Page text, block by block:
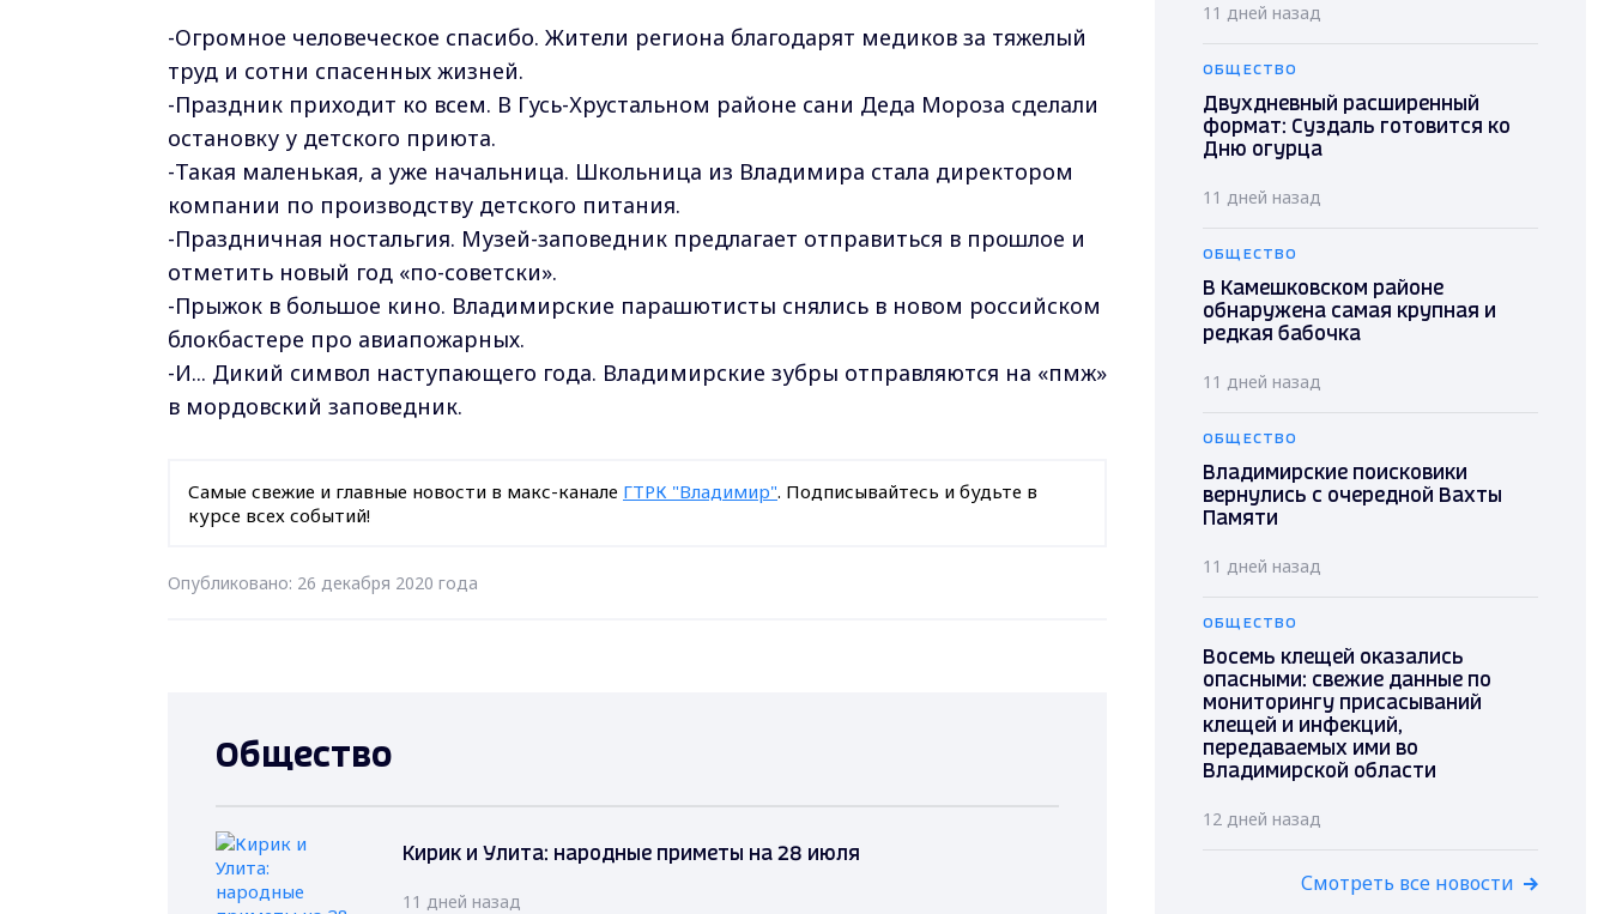
-Огромное человеческое спасибо. Жители региона благодарят медиков за тяжелый
труд и сотни спасенных жизней.
-Праздник приходит ко всем. В Гусь-Хрустальном районе сани Деда Мороза сделали
остановку у детского приюта.
-Такая маленькая, а уже начальница. Школьница из Владимира стала директором
компании по производству детского питания.
-Праздничная ностальгия. Музей-заповедник предлагает отправиться в прошлое и
отметить новый год «по-советски».
-Прыжок в большое кино. Владимирские парашютисты снялись в новом российском
блокбастере про авиапожарных.
-И... Дикий символ наступающего года. Владимирские зубры отправляются на «пмж»
в мордовский заповедник.
Самые свежие и главные новости в макс-канале ГТРК "Владимир". Подписывайтесь и будьте в
курсе всех событий!
Опубликовано: 26 декабря 2020 года
Общество
Кирик и Улита: народные приметы на 28 июля
11 дней назад
11 дней назад
ОБЩЕСТВО
Двухдневный расширенный
формат: Суздаль готовится ко
Дню огурца
11 дней назад
ОБЩЕСТВО
В Камешковском районе
обнаружена самая крупная и
редкая бабочка
11 дней назад
ОБЩЕСТВО
Владимирские поисковики
вернулись с очередной Вахты
Памяти
11 дней назад
ОБЩЕСТВО
Восемь клещей оказались
опасными: свежие данные по
мониторингу присасываний
клещей и инфекций,
передаваемых ими во
Владимирской области
12 дней назад
Смотреть все новости